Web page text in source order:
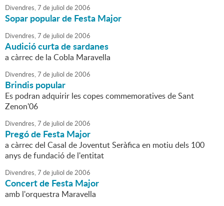
Divendres,7 de juliol de2006
Sopar popular de Festa Major
Divendres,7 de juliol de2006
Audició curta de sardanes
a càrrec de la Cobla Maravella
Divendres,7 de juliol de2006
Brindis popular
Es podran adquirir les copes commemoratives de Sant
Zenon'06
Divendres,7 de juliol de2006
Pregó de Festa Major
a càrrec del Casal de Joventut Seràfica en motiu dels 100
anys de fundació de l'entitat
Divendres,7 de juliol de2006
Concert de Festa Major
amb l'orquestra Maravella